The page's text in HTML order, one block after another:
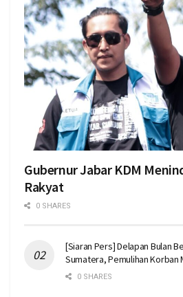
Gubernur Jabar KDM
Rakyat
0 SHARES
[Siaran Pers] Delapan Bulan
Sumatera, Pemulihan Korban
0 SHARES